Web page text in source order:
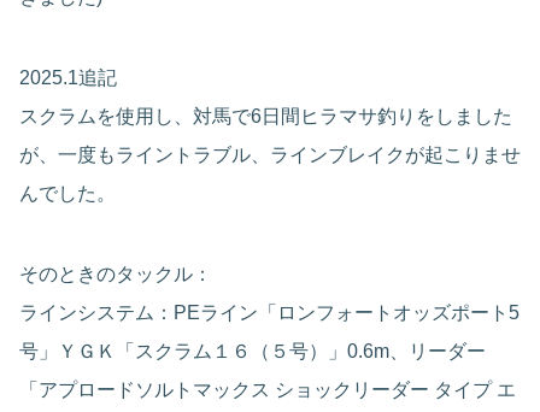
2025.1追記
スクラムを使用し、対馬で6日間ヒラマサ釣りをしました
が、一度もライントラブル、ラインブレイクが起こりませ
んでした。
そのときのタックル：
ラインシステム：PEライン「ロンフォートオッズポート5
号」ＹＧＫ「スクラム１６（５号）」0.6m、リーダー
「アプロードソルトマックス ショックリーダー タイプ エ